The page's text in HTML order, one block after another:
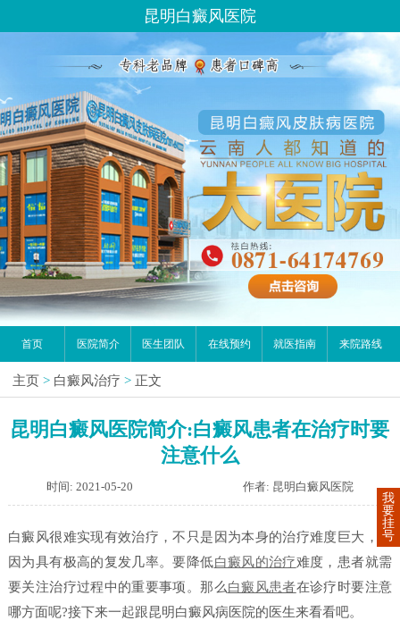
昆明白癜风医院
首页 医院简介 医生团队 在线预约 就医指南 来院路线
主页 > 白癜风治疗 > 正文
昆明白癜风医院简介:白癜风患者在治疗时要
注意什么
时间: 2021-05-20 作者: 昆明白癜风医院
白癜风很难实现有效治疗，不只是因为本身的治疗难度巨大，还
因为具有极高的复发几率。要降低白癜风的治疗难度，患者就需
要关注治疗过程中的重要事项。那么白癜风患者在诊疗时要注意
哪方面呢?接下来一起跟昆明白癜风病医院的医生来看看吧。
我
要
挂
号